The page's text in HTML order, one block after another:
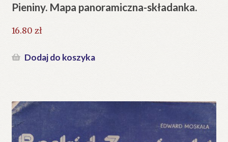
Pieniny. Mapa panoramiczna-składanka.
16.80 zł
Dodaj do koszyka